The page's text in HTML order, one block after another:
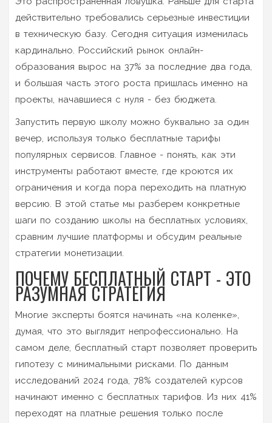
действительно требовались серьезные инвестиции
в техническую базу. Сегодня ситуация изменилась
кардинально. Российский рынок онлайн-
образования вырос на 37% за последние два года,
и большая часть этого роста пришлась именно на
проекты, начавшиеся с нуля - без бюджета.
Запустить первую школу можно буквально за один
вечер, используя только бесплатные тарифы
популярных сервисов. Главное - понять, как эти
инструменты работают вместе, где кроются их
ограничения и когда пора переходить на платную
версию. В этой статье мы разберем конкретные
шаги по созданию школы на бесплатных условиях,
сравним лучшие платформы и обсудим реальные
стратегии монетизации.
ПОЧЕМУ БЕСПЛАТНЫЙ СТАРТ - ЭТО
РАЗУМНАЯ СТРАТЕГИЯ
Многие эксперты боятся начинать «на коленке»,
думая, что это выглядит непрофессионально. На
самом деле, бесплатный старт позволяет проверить
гипотезу с минимальными рисками. По данным
исследований 2024 года, 78% создателей курсов
начинают именно с бесплатных тарифов. Из них 41%
переходят на платные решения только после